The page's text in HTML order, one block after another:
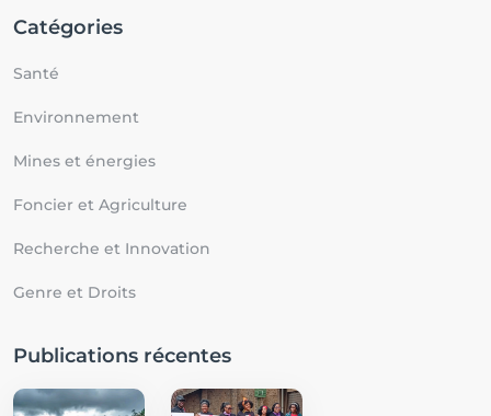
Catégories
Santé
Environnement
Mines et énergies
Foncier et Agriculture
Recherche et Innovation
Genre et Droits
Publications récentes